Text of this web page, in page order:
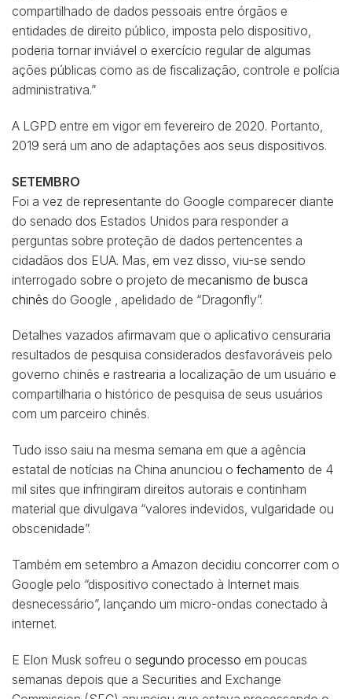
compartilhado de dados pessoais entre órgãos e
entidades de direito público, imposta pelo dispositivo,
poderia tornar inviável o exercício regular de algumas
ações públicas como as de fiscalização, controle e polícia
administrativa.”
A LGPD entre em vigor em fevereiro de 2020. Portanto,
2019 será um ano de adaptações aos seus dispositivos.
SETEMBRO
Foi a vez de representante do Google comparecer diante
do senado dos Estados Unidos para responder a
perguntas sobre proteção de dados pertencentes a
cidadãos dos EUA. Mas, em vez disso, viu-se sendo
interrogado sobre o projeto de mecanismo de busca
chinês do Google , apelidado de “Dragonfly”.
Detalhes vazados afirmavam que o aplicativo censuraria
resultados de pesquisa considerados desfavoráveis ​​pelo
governo chinês e rastrearia a localização de um usuário e
compartilharia o histórico de pesquisa de seus usuários
com um parceiro chinês.
Tudo isso saiu na mesma semana em que a agência
estatal de notícias na China anunciou o fechamento de 4
mil sites que infringiram direitos autorais e continham
material que divulgava “valores indevidos, vulgaridade ou
obscenidade”.
Também em setembro a Amazon decidiu concorrer com o
Google pelo “dispositivo conectado à Internet mais
desnecessário”, lançando um micro-ondas conectado à
internet.
E Elon Musk sofreu o segundo processo em poucas
semanas depois que a Securities and Exchange